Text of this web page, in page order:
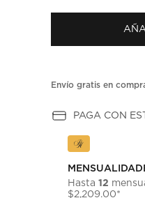
Envío gratis en
PAGA CON
Hasta12
$2,209.00*